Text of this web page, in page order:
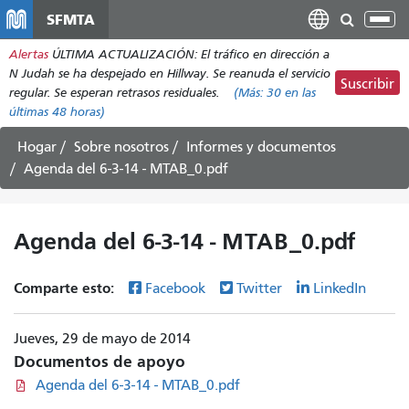
contenido
principal
SFMTA
Alertas ÚLTIMA ACTUALIZACIÓN: El tráfico en dirección a
N Judah se ha despejado en Hillway. Se reanuda el servicio
regular. Se esperan retrasos residuales.
(Más: 30 en las
últimas 48 horas)
Suscribir
Hogar Sobre nosotros
Informes y documentos
Agenda del 6-3-14 - MTAB_0.pdf
Agenda del 6-3-14 - MTAB_0.pdf
Comparte esto: Facebook Twitter LinkedIn
Jueves, 29 de mayo de 2014
Documentos de apoyo
Agenda del 6-3-14 - MTAB_0.pdf